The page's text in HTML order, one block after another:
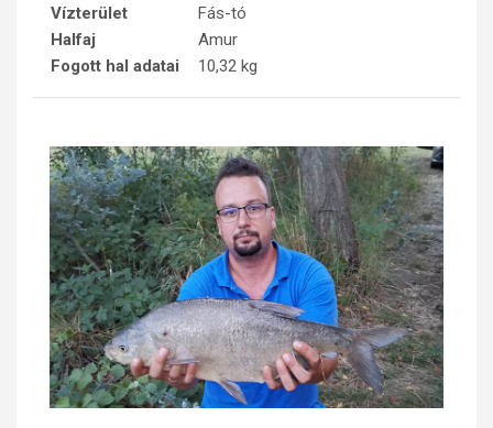
Vízterület
Fás-tó
Halfaj
Amur
Fogott hal adatai
10,32 kg